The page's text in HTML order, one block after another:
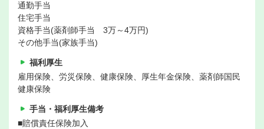
通勤手当
住宅手当
資格手当(薬剤師手当 3万～4万円)
その他手当(家族手当)
福利厚生
雇用保険、労災保険、健康保険、厚生年金保険、薬剤師国民
健康保険
手当・福利厚生備考
■賠償責任保険加入